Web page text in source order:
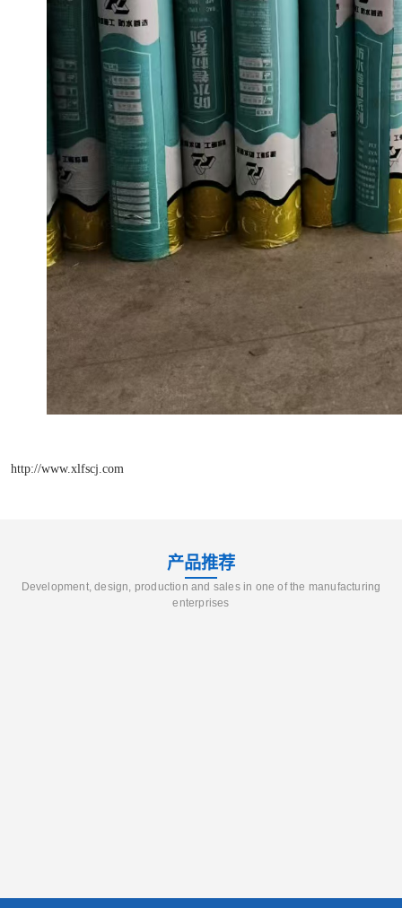
http://www.xlfscj.com
产品推荐
Development, design, production and sales in one of the manufacturing
enterprises